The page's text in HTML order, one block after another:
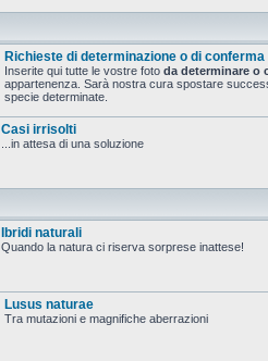
Richieste di determinazione o di conferma
Inserite qui tutte le vostre foto da determinare o
appartenenza. Sarà nostra cura spostare
specie determinate.
Casi irrisolti
...in attesa di una soluzione
Ibridi naturali
Quando la natura ci riserva sorprese inattese!
Lusus naturae
Tra mutazioni e magnifiche aberrazioni